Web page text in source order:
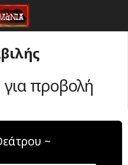
προβολή
~